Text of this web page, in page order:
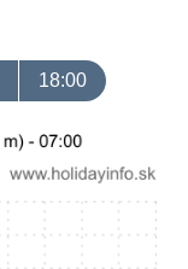
18:00